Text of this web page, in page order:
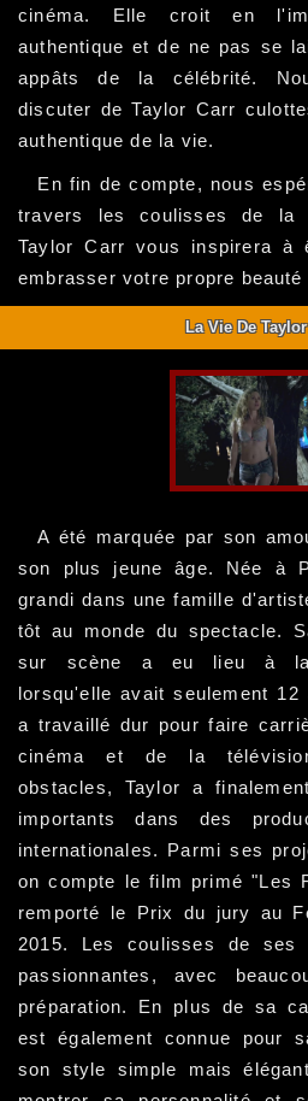
cinéma. Elle croit en
authentique et de ne pas se
appâts de la célébrité.
discuter de Taylor Carr
authentique de la vie.
En fin de compte, nous
travers les coulisses de la
Taylor Carr vous inspirera à
embrasser votre propre beauté
La Vie De
A été marquée par son
son plus jeune âge. Née à
grandi dans une famille
tôt au monde du spectacle.
sur scène a eu lieu à la
lorsqu'elle avait seulement
a travaillé dur pour faire
cinéma et de la
obstacles, Taylor a
importants dans des
internationales. Parmi ses
on compte le film primé "Les
remporté le Prix du jury au
2015. Les coulisses de ses
passionnantes, avec
préparation. En plus de sa
est également connue pour
son style simple mais